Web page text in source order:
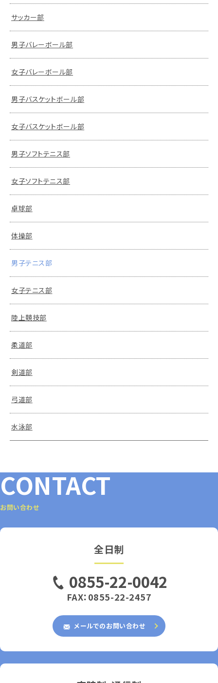
サッカー部
男子バレーボール部
女子バレーボール部
男子バスケットボール部
女子バスケットボール部
男子ソフトテニス部
女子ソフトテニス部
卓球部
体操部
男子テニス部
女子テニス部
陸上競技部
柔道部
剣道部
弓道部
水泳部
CONTACT
お問い合わせ
全日制
0855-22-0042
FAX：0855-22-2457
メールでのお問い合わせ